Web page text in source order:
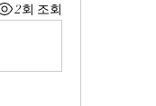
2회 조회